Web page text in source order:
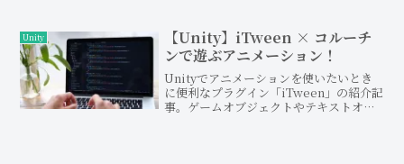
った自動化処理に興味がある方など、
AWSとPythonを掛け合わせて楽をするた
めにお役に立てる記事です。
Unity
【Unity】iTween × コルーチ
ンで遊ぶアニメーション！
Unityでアニメーションを使いたいとき
に便利なプラグイン「iTween」の紹介記
事。ゲームオブジェクトやテキストオブ